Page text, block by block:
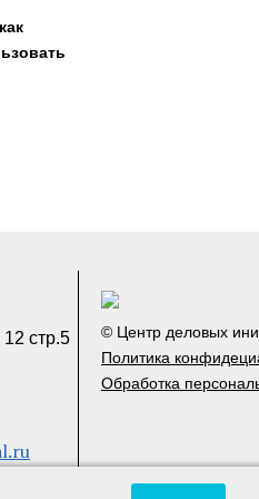
стр.5
© Центр деловых
Политика
Обработка